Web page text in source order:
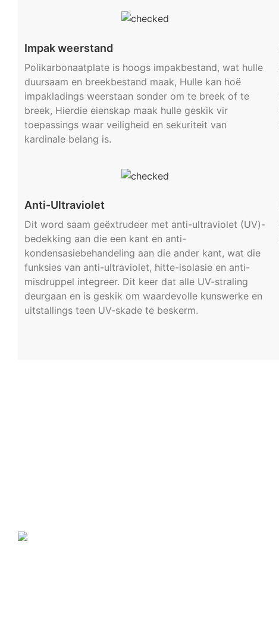
Impak weerstand
Polikarbonaatplate is hoogs impakbestand, wat hulle
duursaam en breekbestand maak, Hulle kan hoë
impakladings weerstaan ​​sonder om te breek of te
breek, Hierdie eienskap maak hulle geskik vir
toepassings waar veiligheid en sekuriteit van
kardinale belang is.
Anti-Ultraviolet
Dit word saam geëxtrudeer met anti-ultraviolet (UV)-
bedekking aan die een kant en anti-
kondensasiebehandeling aan die ander kant, wat die
funksies van anti-ultraviolet, hitte-isolasie en anti-
misdruppel integreer. Dit keer dat alle UV-straling
deurgaan en is geskik om waardevolle kunswerke en
uitstallings teen UV-skade te beskerm.